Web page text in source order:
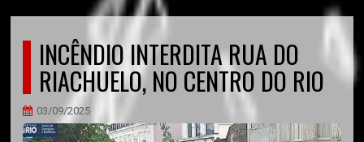
INCÊNDIO INTERDITA RUA DO
RIACHUELO, NO CENTRO DO RIO
03/09/2025